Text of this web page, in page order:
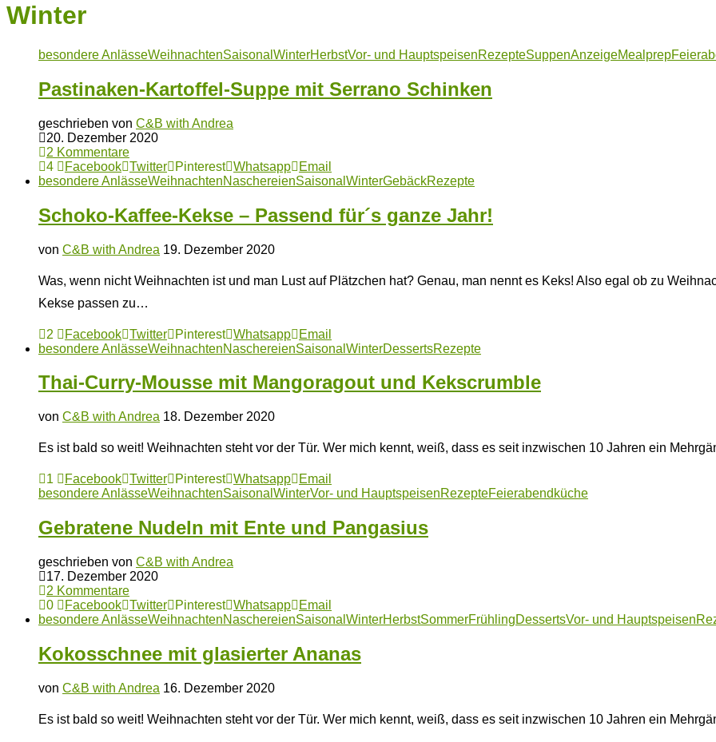
Winter
besondere AnlässeWeihnachtenSaisonal WinterHerbstVor- und HauptspeisenRezepteSuppenAnzeigeMealprep
Pastinaken-Kartoffel-Suppe mit Serrano Schinken
geschrieben von C&B with Andrea
20. Dezember 2020
2 Kommentare
4
Facebook Twitter Pinterest Whatsapp
Email
besondere AnlässeWeihnachtenNaschereienSaisonal WinterGebäckRezepte
Schoko-Kaffee-Kekse – Passend für´s ganze Jahr!
von C&B with Andrea 19. Dezember 2020
Was, wenn nicht Weihnachten ist und man Lust auf Plätzchen hat? Genau, man nennt es Keks! Also egal ob zu
Kekse passen zu…
2 Facebook Twitter Pinterest Whatsapp
Email
besondere AnlässeWeihnachtenNaschereienSaisonal WinterDessertsRezepte
Thai-Curry-Mousse mit Mangoragout und Kekscrumble
von C&B with Andrea 18. Dezember 2020
Es ist bald so weit! Weihnachten steht vor der Tür. Wer mich kennt, weiß, dass es seit inzwischen 10 Jahren ein
1 Facebook Twitter Pinterest Whatsapp
Email
besondere AnlässeWeihnachtenSaisonal WinterVor- und HauptspeisenRezepteFeierabendküche
Gebratene Nudeln mit Ente und Pangasius
geschrieben von C&B with Andrea
17. Dezember 2020
2 Kommentare
0
Facebook Twitter Pinterest Whatsapp
Email
besondere AnlässeWeihnachtenNaschereienSaisonal WinterHerbstSommerFrühlingDessertsVor- und Hauptspeisen
Kokosschnee mit glasierter Ananas
von C&B with Andrea 16. Dezember 2020
Es ist bald so weit! Weihnachten steht vor der Tür. Wer mich kennt, weiß, dass es seit inzwischen 10 Jahren ein